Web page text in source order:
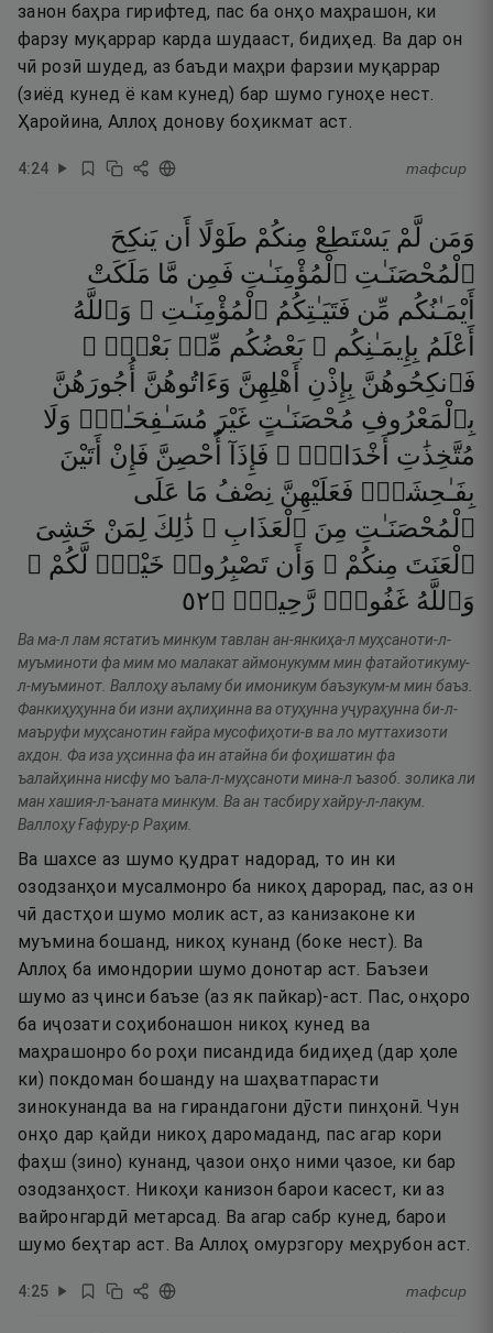
занон баҳра гирифтед, пас ба онҳо маҳрашон, ки
фарзу муқаррар карда шудааст, бидиҳед. Ва дар он
чӣ розӣ шудед, аз баъди маҳри фарзии муқаррар
(зиёд кунед ё кам кунед) бар шумо гуноҳе нест.
Ҳаройина, Аллоҳ донову боҳикмат аст.
4:24 тафсир
وَمَن لَّمْ يَسْتَطِعْ مِنكُمْ طَوْلًا أَن يَنكِحَ
ٱلْمُحْصَنَـٰتِ ٱلْمُؤْمِنَـٰتِ فَمِن مَّا مَلَكَتْ
أَيْمَـٰنُكُم مِّن فَتَيَـٰتِكُمُ ٱلْمُؤْمِنَـٰتِ ۚ وَٱللَّهُ
أَعْلَمُ بِإِيمَـٰنِكُم ۚ بَعْضُكُم مِّنۢ بَعْضٍۢ ۚ
فَٱنكِحُوهُنَّ بِإِذْنِ أَهْلِهِنَّ وَءَاتُوهُنَّ
أُجُورَهُنَّ
بِٱلْمَعْرُوفِ مُحْصَنَـٰتٍ غَيْرَ مُسَـٰفِحَـٰتٍۢ وَلَا
مُتَّخِذَٰتِ
أَخْدَانٍۢ ۚ فَإِذَآ أُحْصِنَّ فَإِنْ أَتَيْنَ
بِفَـٰحِشَةٍۢ فَعَلَيْهِنَّ نِصْفُ مَا عَلَى
ٱلْمُحْصَنَـٰتِ مِنَ ٱلْعَذَابِ ۚ ذَٰلِكَ لِمَنْ خَشِىَ
ٱلْعَنَتَ مِنكُمْ ۚ وَأَن تَصْبِرُوا۟ خَيْرٌۭ لَّكُمْ ۗ
وَٱللَّهُ غَفُورٌۭ رَّحِيمٌۭ ۝٢٥
Ва ма-л лам ястатиъ минкум тавлан ан-янкиҳа-л муҳсаноти-л-
муъминоти фа мим мо малакат аймонукумм мин фатайотикуму-
л-муъминот. Валлоҳу аъламу би имоникум баъзукум-м мин баъз.
Фанкиҳуҳунна би изни аҳлиҳинна ва отуҳунна уҷураҳунна би-л-
маъруфи муҳсанотин ғайра мусофиҳоти-в ва ло муттахизоти
ахдон. Фа иза уҳсинна фа ин атайна би фоҳишатин фа
ъалайҳинна нисфу мо ъала-л-муҳсаноти мина-л ъазоб. золика ли
ман хашия-л-ъаната минкум. Ва ан тасбиру хайру-л-лакум.
Валлоҳу Ғафуру-р Раҳим.
Ва шахсе аз шумо қудрат надорад, то ин ки
озодзанҳои мусалмонро ба никоҳ дарорад, пас, аз он
чӣ дастҳои шумо молик аст, аз канизаконе ки
муъмина бошанд, никоҳ кунанд (боке нест). Ва
Аллоҳ ба имондории шумо донотар аст. Баъзеи
шумо аз ҷинси баъзе (аз як пайкар)-аст. Пас, онҳоро
ба иҷозати соҳибонашон никоҳ кунед ва
маҳрашонро бо роҳи писандида бидиҳед (дар ҳоле
ки) покдоман бошанду на шаҳватпарасти
зинокунанда ва на гирандагони дӯсти пинҳонӣ. Чун
онҳо дар қайди никоҳ даромаданд, пас агар кори
фаҳш (зино) кунанд, ҷазои онҳо ними ҷазое, ки бар
озодзанҳост. Никоҳи канизон барои касест, ки аз
вайронгардӣ метарсад. Ва агар сабр кунед, барои
шумо беҳтар аст. Ва Аллоҳ омурзгору меҳрубон аст.
4:25 тафсир